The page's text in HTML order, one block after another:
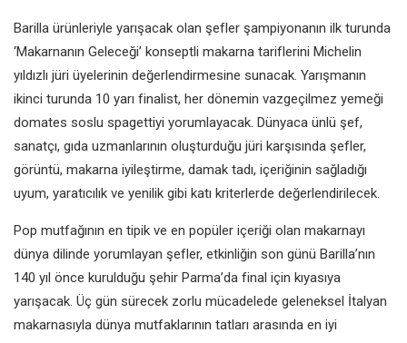
Barilla ürünleriyle yarışacak olan şefler şampiyonanın ilk turunda
‘Makarnanın Geleceği’ konseptli makarna tariflerini Michelin
yıldızlı jüri üyelerinin değerlendirmesine sunacak. Yarışmanın
ikinci turunda 10 yarı finalist, her dönemin vazgeçilmez yemeği
domates soslu spagettiyi yorumlayacak. Dünyaca ünlü şef,
sanatçı, gıda uzmanlarının oluşturduğu jüri karşısında şefler,
görüntü, makarna iyileştirme, damak tadı, içeriğinin sağladığı
uyum, yaratıcılık ve yenilik gibi katı kriterlerde değerlendirilecek.
Pop mutfağının en tipik ve en popüler içeriği olan makarnayı
dünya dilinde yorumlayan şefler, etkinliğin son günü Barilla’nın
140 yıl önce kurulduğu şehir Parma’da final için kıyasıya
yarışacak. Üç gün sürecek zorlu mücadelede geleneksel İtalyan
makarnasıyla dünya mutfaklarının tatları arasında en iyi